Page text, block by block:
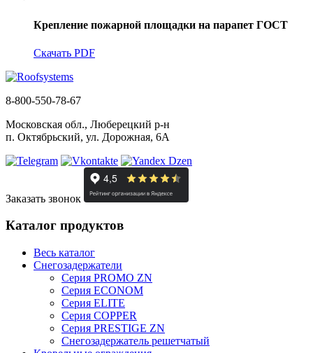
Крепление пожарной площадки на парапет ГОСТ
Скачать PDF
8-800-550-78-67
Московская обл., Люберецкий р-н
п. Октябрьский, ул. Дорожная, 6А
Заказать звонок
Каталог продуктов
Весь каталог
Снегозадержатели
Серия PROMO ZN
Серия ECONOM
Серия ELITE
Серия COPPER
Серия PRESTIGE ZN
Снегозадержатель решетчатый